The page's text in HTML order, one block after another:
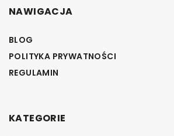
NAWIGACJA
BLOG
POLITYKA PRYWATNOŚCI
REGULAMIN
KATEGORIE